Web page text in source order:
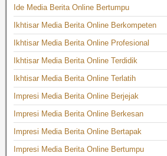
Ide Media Berita Online Bertumpu
Ikhtisar Media Berita Online Berkompeten
Ikhtisar Media Berita Online Profesional
Ikhtisar Media Berita Online Terdidik
Ikhtisar Media Berita Online Terlatih
Impresi Media Berita Online Berjejak
Impresi Media Berita Online Berkesan
Impresi Media Berita Online Bertapak
Impresi Media Berita Online Bertumpu